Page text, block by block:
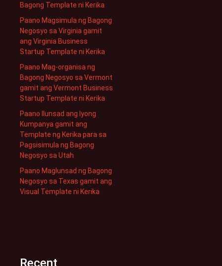
Bagong Template ni Kerika
Paano Magsimula ng Bagong
Negosyo sa Virginia gamit
ang Virginia Business
Startup Template ni Kerika
Paano Mag-organisa ng
Bagong Negosyo sa Vermont
gamit ang Vermont Business
Startup Template ni Kerika
Paano Ilunsad ang Iyong
Kumpanya gamit ang
Template ng Kerika para sa
Pagsisimula ng Bagong
Negosyo sa Utah
Paano Maglunsad ng Bagong
Negosyo sa Texas gamit ang
Visual Template ni Kerika
Recent